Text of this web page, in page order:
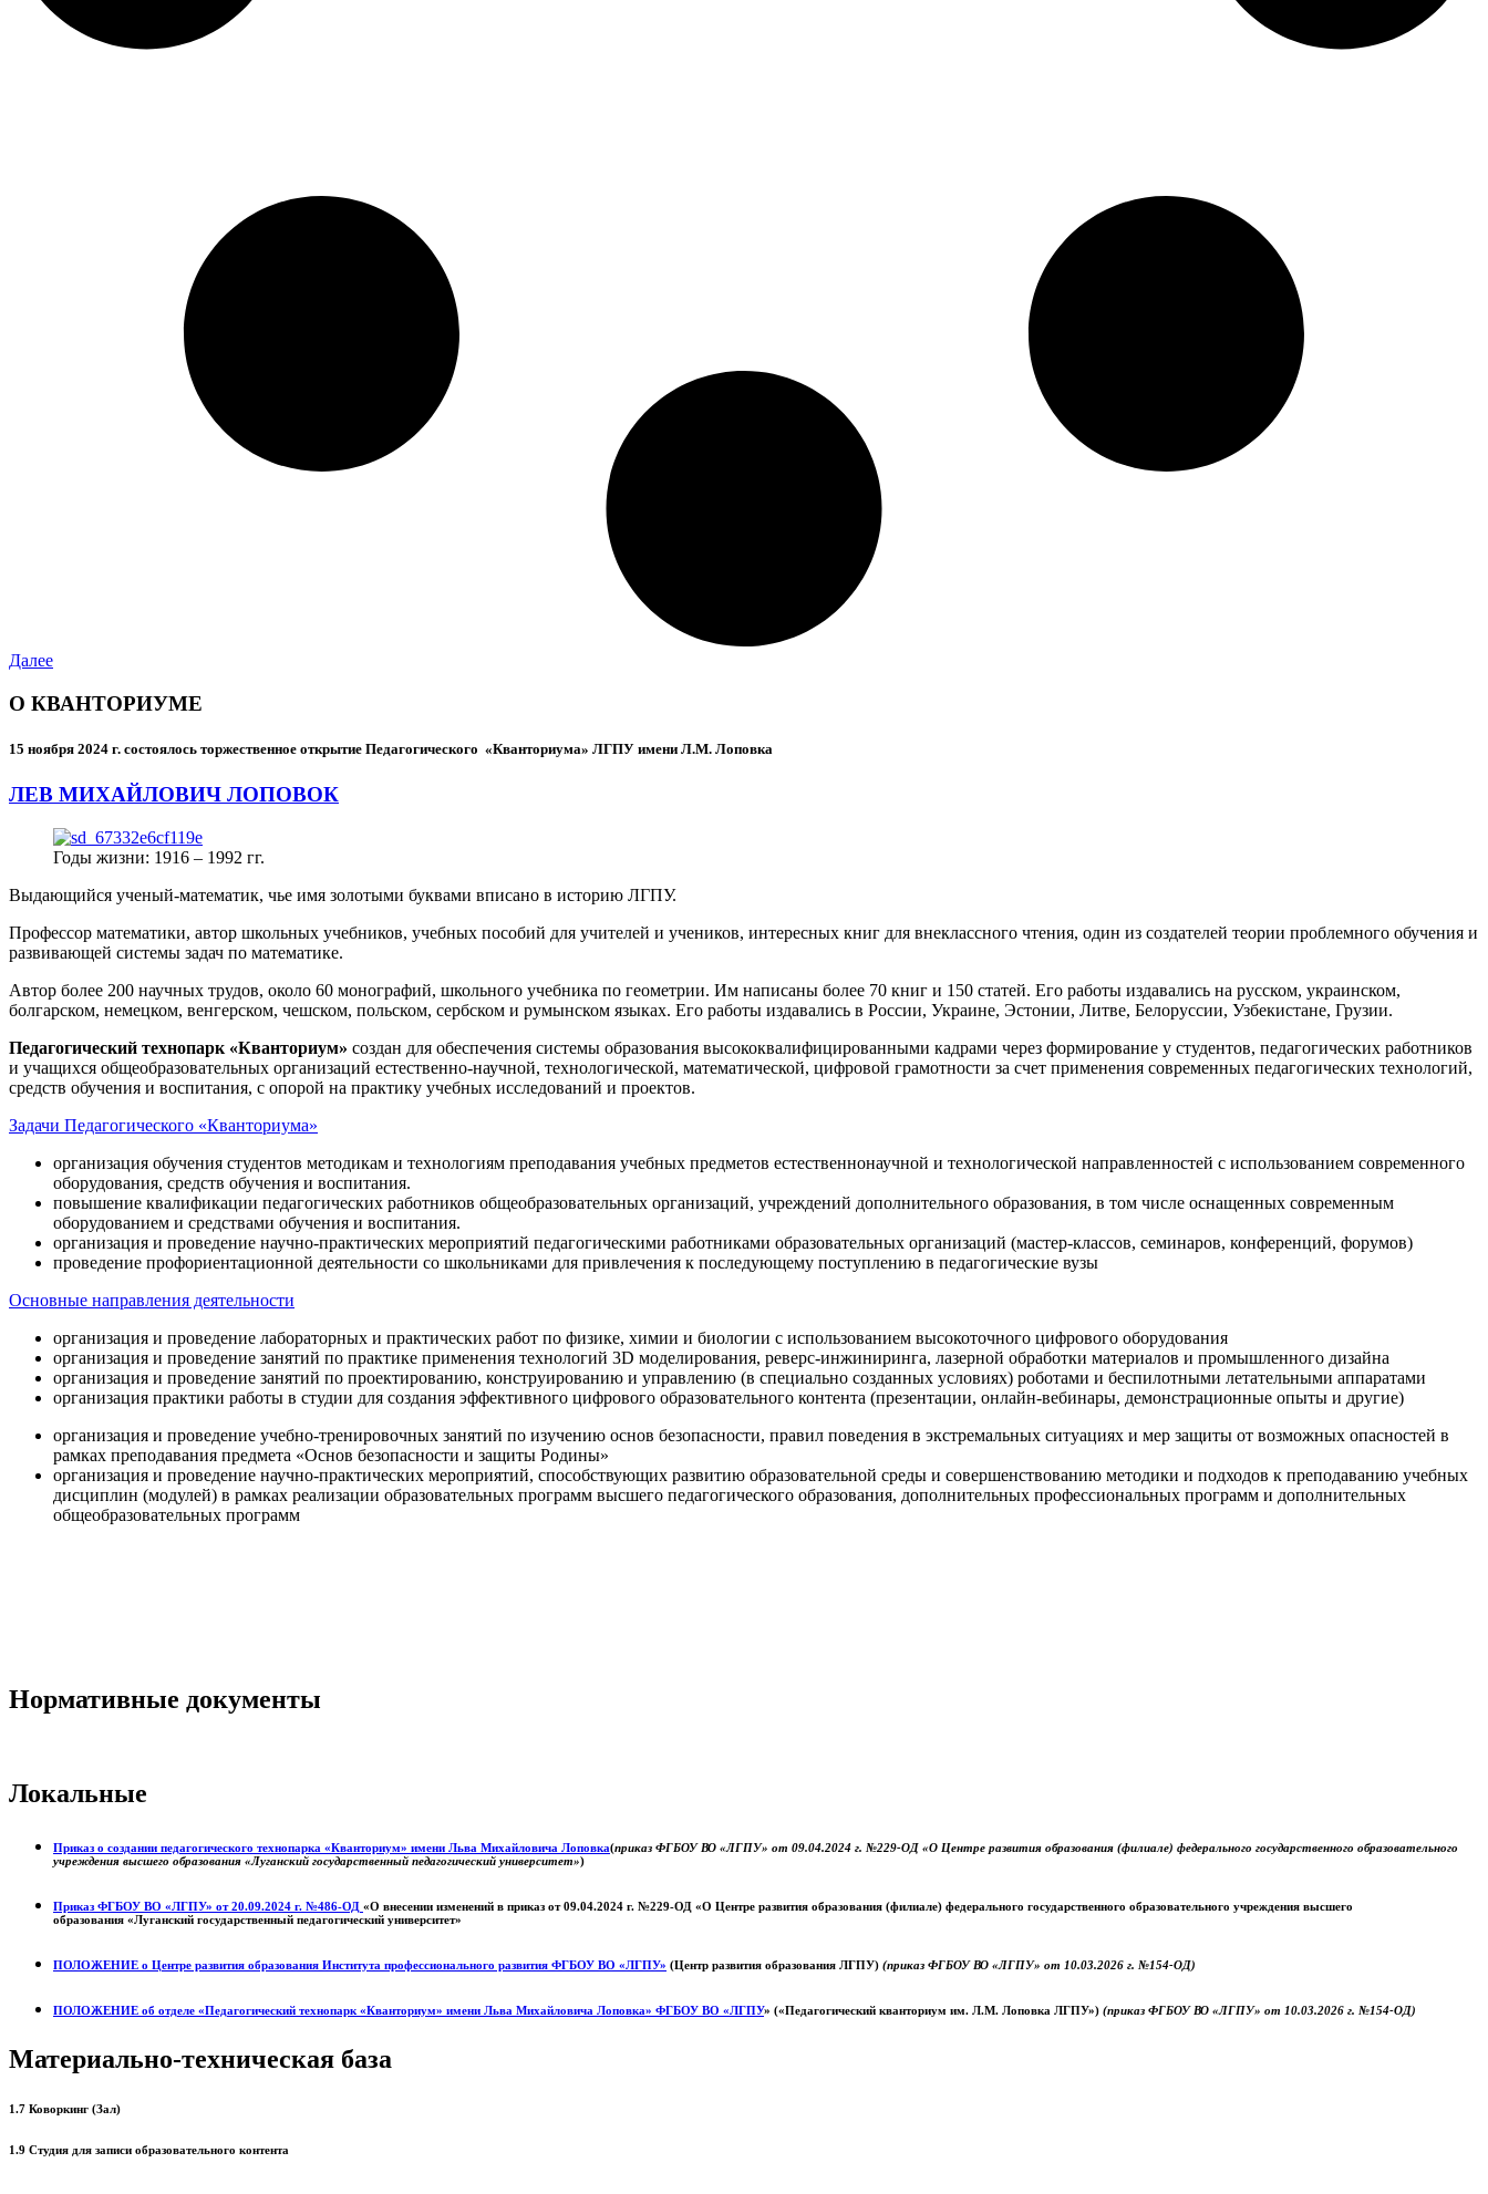
Далее
О КВАНТОРИУМЕ
15 ноября 2024 г. состоялось торжественное открытие Педагогического «Кванториума» ЛГПУ имени Л.М. Лоповка
ЛЕВ МИХАЙЛОВИЧ ЛОПОВОК
Годы жизни: 1916 – 1992 гг.
Выдающийся ученый-математик, чье имя золотыми буквами вписано в историю ЛГПУ.
Профессор математики, автор школьных учебников, учебных пособий для учителей и учеников, интересных книг для внеклассного чтения, один из создателей теории проблемного обучения и
развивающей системы задач по математике.
Автор более 200 научных трудов, около 60 монографий, школьного учебника по геометрии. Им написаны более 70 книг и 150 статей. Его работы издавались на русском, украинском,
болгарском, немецком, венгерском, чешском, польском, сербском и румынском языках. Его работы издавались в России, Украине, Эстонии, Литве, Белоруссии, Узбекистане, Грузии.
Педагогический технопарк «Кванториум» создан для обеспечения системы образования высококвалифицированными кадрами через формирование у студентов, педагогических работников
и учащихся общеобразовательных организаций естественно-научной, технологической, математической, цифровой грамотности за счет применения современных педагогических технологий,
средств обучения и воспитания, с опорой на практику учебных исследований и проектов.
Задачи Педагогического «Кванториума»
организация обучения студентов методикам и технологиям преподавания учебных предметов естественнонаучной и технологической направленностей с использованием современного
оборудования, средств обучения и воспитания.
повышение квалификации педагогических работников общеобразовательных организаций, учреждений дополнительного образования, в том числе оснащенных современным
оборудованием и средствами обучения и воспитания.
организация и проведение научно-практических мероприятий педагогическими работниками образовательных организаций (мастер-классов, семинаров, конференций, форумов)
проведение профориентационной деятельности со школьниками для привлечения к последующему поступлению в педагогические вузы
Основные направления деятельности
организация и проведение лабораторных и практических работ по физике, химии и биологии с использованием высокоточного цифрового оборудования
организация и проведение занятий по практике применения технологий 3D моделирования, реверс-инжиниринга, лазерной обработки материалов и промышленного дизайна
организация и проведение занятий по проектированию, конструированию и управлению (в специально созданных условиях) роботами и беспилотными летательными аппаратами
организация практики работы в студии для создания эффективного цифрового образовательного контента (презентации, онлайн-вебинары, демонстрационные опыты и другие)
организация и проведение учебно-тренировочных занятий по изучению основ безопасности, правил поведения в экстремальных ситуациях и мер защиты от возможных опасностей в
рамках преподавания предмета «Основ безопасности и защиты Родины»
организация и проведение научно-практических мероприятий, способствующих развитию образовательной среды и совершенствованию методики и подходов к преподаванию учебных
дисциплин (модулей) в рамках реализации образовательных программ высшего педагогического образования, дополнительных профессиональных программ и дополнительных
общеобразовательных программ
Нормативные документы
Локальные
Приказ о создании педагогического технопарка «Кванториум» имени Льва Михайловича Лоповка(приказ ФГБОУ ВО «ЛГПУ» от 09.04.2024 г. №229-ОД «О Центре развития образования (филиале) федерального государственного образовательного
учреждения высшего образования «Луганский государственный педагогический университет»)
Приказ ФГБОУ ВО «ЛГПУ» от 20.09.2024 г. №486-ОД «О внесении изменений в приказ от 09.04.2024 г. №229-ОД «О Центре развития образования (филиале) федерального государственного образовательного учреждения высшего
образования «Луганский государственный педагогический университет»
ПОЛОЖЕНИЕ о Центре развития образования Института профессионального развития ФГБОУ ВО «ЛГПУ» (Центр развития образования ЛГПУ) (приказ ФГБОУ ВО «ЛГПУ» от 10.03.2026 г. №154-ОД)
ПОЛОЖЕНИЕ об отделе «Педагогический технопарк «Кванториум» имени Льва Михайловича Лоповка» ФГБОУ ВО «ЛГПУ» («Педагогический кванториум им. Л.М. Лоповка ЛГПУ») (приказ ФГБОУ ВО «ЛГПУ» от 10.03.2026 г. №154-ОД)
Материально-техническая база
1.7 Коворкинг (Зал)
1.9 Студия для записи образовательного контента